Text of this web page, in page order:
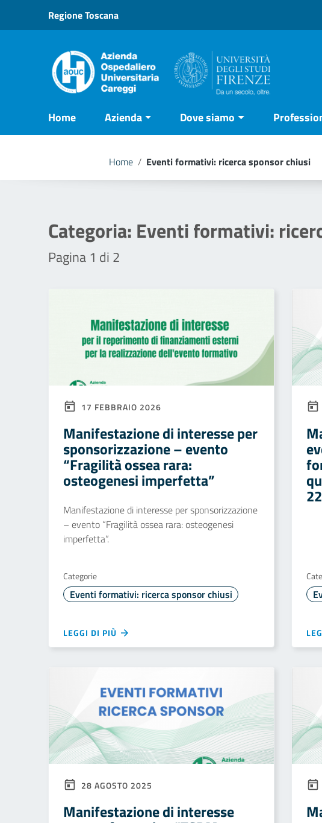
Vai ai contenuti
Vai al menu di navigazione
Regione Toscana
Home Azienda Dove siamo
Home / Eventi formativi: ricerca sponsor chiusi
Categoria: Eventi formativi:
Pagina 1 di 2
17 FEBBRAIO 2026
Manifestazione di interesse per
sponsorizzazione – evento
“Fragilità ossea rara:
osteogenesi imperfetta”
Manifestazione di interesse per sponsorizzazione
– evento “Fragilità ossea rara: osteogenesi
imperfetta”.
Categorie
Eventi formativi: ricerca sponsor chiusi
LEGGI DI PIÙ
28 AGOSTO 2025
Manifestazione di interesse